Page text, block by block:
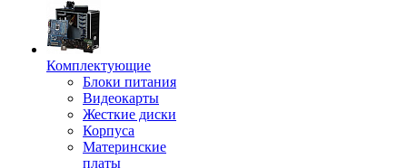
Комплектующие
Блоки питания
Видеокарты
Жесткие диски
Корпуса
Материнские
платы